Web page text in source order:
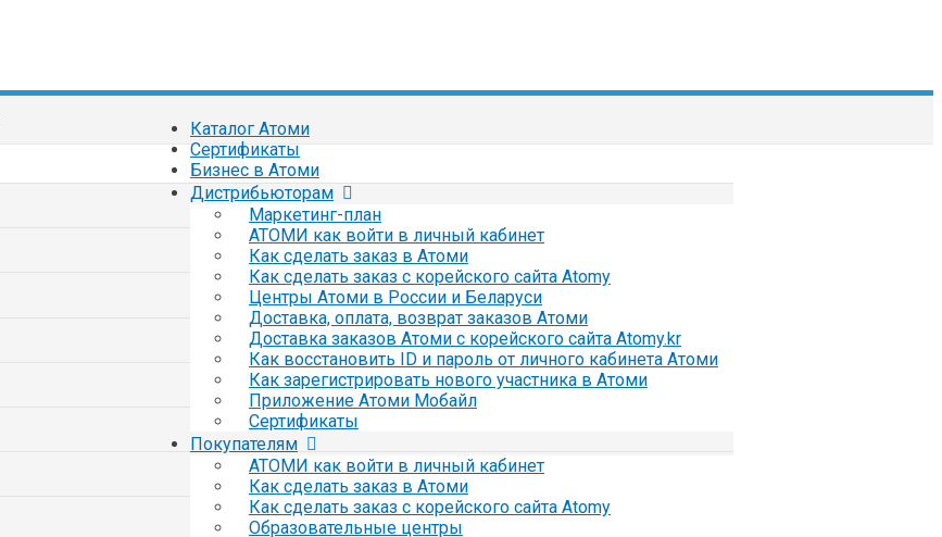
Каталог Атоми
Сертификаты
Бизнес в Атоми
Дистрибьюторам
Маркетинг-план
АТОМИ как войти в личный кабинет
Как сделать заказ в Атоми
Как сделать заказ с корейского сайта Atomy
Центры Атоми в России и Беларуси
Доставка, оплата, возврат заказов Атоми
Доставка заказов Атоми с корейского сайта Atomy.kr
Как восстановить ID и пароль от личного кабинета Атоми
Как зарегистрировать нового участника в Атоми
Приложение Атоми Мобайл
Сертификаты
Покупателям
АТОМИ как войти в личный кабинет
Как сделать заказ в Атоми
Как сделать заказ с корейского сайта Atomy
Образовательные центры